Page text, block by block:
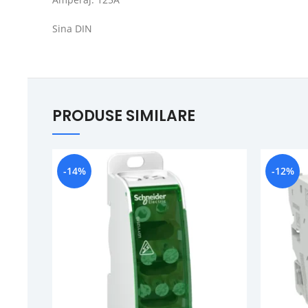
Sina DIN
PRODUSE SIMILARE
-14% -12%